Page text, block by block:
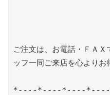
ご注文は、お電話・ＦＡ
ッフ一同ご来店を心よりお
*----*----*----